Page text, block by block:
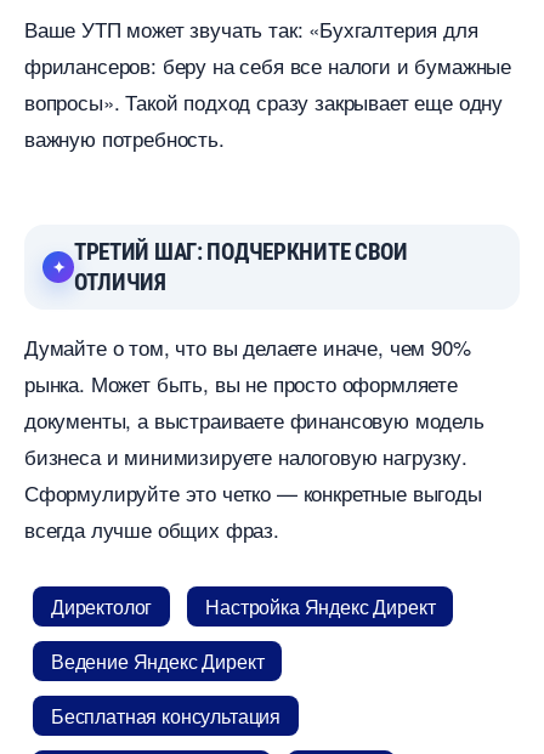
аше УТП может звучать так: «Бухгалтерия для
фрилансеров: беру на себя все налоги и бумажные
опросы». Такой подход сразу закрывает еще одну
ажную потребность.
ТРЕТИЙ ШАГ: ПОДЧЕРКНИТЕ СВОИ
ОТЛИЧИЯ
Думайте о том, что вы делаете иначе, чем 90%
рынка. Может быть, вы не просто оформляете
документы, а выстраиваете финансовую модель
изнеса и минимизируете налоговую нагрузку.
Сформулируйте это четко — конкретные выгоды
сегда лучше общих фраз.
Директоло
Настройка Яндекс Директ
едение Яндекс Директ
Бесплатная консультация